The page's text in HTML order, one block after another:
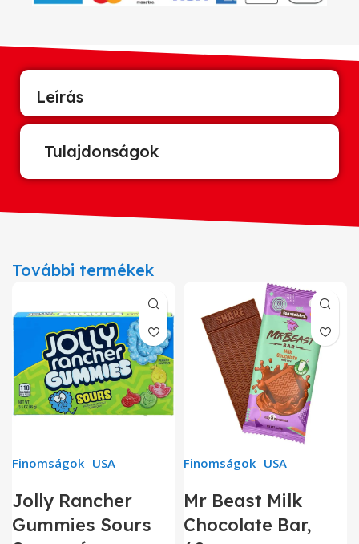
Leírás
Tulajdonságok
További termékek
Finomságok- USA
Jolly Rancher
Gummies Sours
Finomságok- USA
Mr Beast Milk
Chocolate Bar,